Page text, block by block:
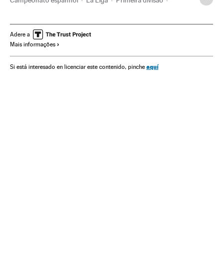
Times esportes Organizações desportivas
Adere a
Mais informações
Si está interesado en licenciar este contenido, pinche aquí